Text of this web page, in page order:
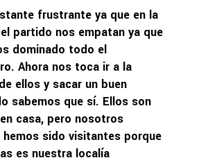
frustrante ya que en la
partido nos empatan ya que
dominado todo el
Ahora nos toca ir a la
ellos y sacar un buen
sabemos que sí. Ellos son
casa, pero nosotros
hemos sido visitantes porque
es nuestra localía